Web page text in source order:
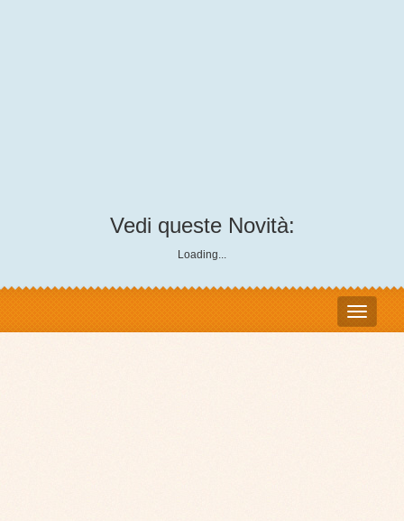
Vedi queste Novità:
Loading...